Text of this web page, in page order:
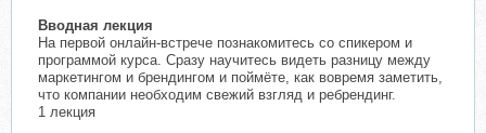
Вводная лекция
На первой онлайн-встрече познакомитесь со спикером и
программой курса. Сразу научитесь видеть разницу между
маркетингом и брендингом и поймёте, как вовремя заметить,
что компании необходим свежий взгляд и ребрендинг.
1 лекция